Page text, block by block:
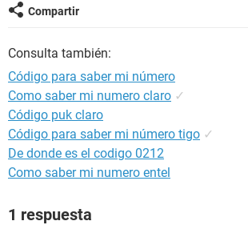
Compartir
Consulta también:
Código para saber mi número
Como saber mi numero claro ✓
Código puk claro
Código para saber mi número tigo ✓
De donde es el codigo 0212
Como saber mi numero entel
1 respuesta